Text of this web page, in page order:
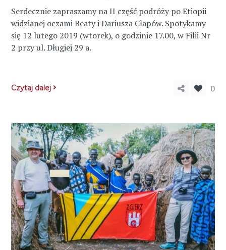
Serdecznie zapraszamy na II część podróży po Etiopii
widzianej oczami Beaty i Dariusza Cłapów. Spotykamy
się 12 lutego 2019 (wtorek), o godzinie 17.00, w Filii Nr
2 przy ul. Długiej 29 a.
Czytaj dalej 0